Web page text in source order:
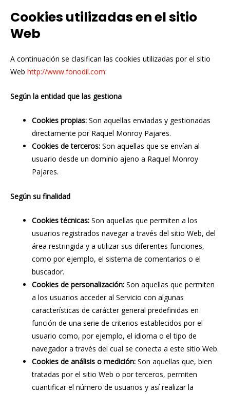
Cookies utilizadas en el sitio
Web
A continuación se clasifican las cookies utilizadas por el sitio
Web http://www.fonodil.com:
Según la entidad que las gestiona
Cookies propias: Son aquellas enviadas y gestionadas
directamente por Raquel Monroy Pajares.
Cookies de terceros: Son aquellas que se envían al
usuario desde un dominio ajeno a Raquel Monroy
Pajares.
Según su finalidad
Cookies técnicas: Son aquellas que permiten a los
usuarios registrados navegar a través del sitio Web, del
área restringida y a utilizar sus diferentes funciones,
como por ejemplo, el sistema de comentarios o el
buscador.
Cookies de personalización: Son aquellas que permiten
a los usuarios acceder al Servicio con algunas
características de carácter general predefinidas en
función de una serie de criterios establecidos por el
usuario como, por ejemplo, el idioma o el tipo de
navegador a través del cual se conecta a este sitio Web.
Cookies de análisis o medición: Son aquellas que, bien
tratadas por el sitio Web o por terceros, permiten
cuantificar el número de usuarios y así realizar la